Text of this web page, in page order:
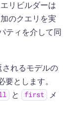
リビルダーは
のクエリを実
ティを介して同
れるモデルの
とします。
と first
メ